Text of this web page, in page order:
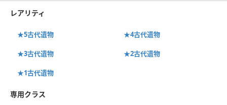
レアリティ
★5古代遺物 ★4古代遺物
★3古代遺物 ★2古代遺物
★1古代遺物
専用クラス